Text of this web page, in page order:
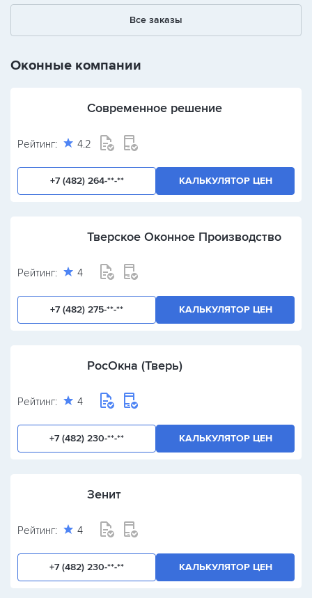
+ - /
Все заказы
Оконные компании
Современное решение
Рейтинг: 4.2
+7 (482) 264-**-** КАЛЬКУЛЯТОР ЦЕН
Тверское Оконное Производство
Рейтинг: 4
+7 (482) 275-**-** КАЛЬКУЛЯТОР ЦЕН
РосОкна (Тверь)
Рейтинг: 4
+7 (482) 230-**-** КАЛЬКУЛЯТОР ЦЕН
Зенит
Рейтинг: 4
+7 (482) 230-**-** КАЛЬКУЛЯТОР ЦЕН